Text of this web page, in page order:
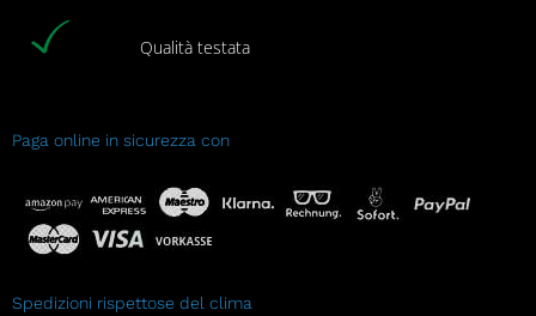
Qualità testata
Paga online in sicurezza con
Spedizioni rispettose del clima